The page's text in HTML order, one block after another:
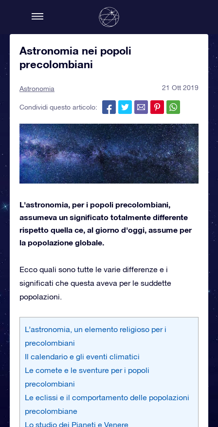
Astronomia nei popoli
precolombiani
Astronomia 21 Ott 2019
Condividi questo articolo:
L'astronomia, per i popoli precolombiani,
assumeva un significato totalmente differente
rispetto quella ce, al giorno d'oggi, assume per
la popolazione globale.
Ecco quali sono tutte le varie differenze e i
significati che questa aveva per le suddette
popolazioni.
L’astronomia, un elemento religioso per i
precolombiani
Il calendario e gli eventi climatici
Le comete e le sventure per i popoli
precolombiani
Le eclissi e il comportamento delle popolazioni
precolombiane
Lo studio dei Pianeti e Venere